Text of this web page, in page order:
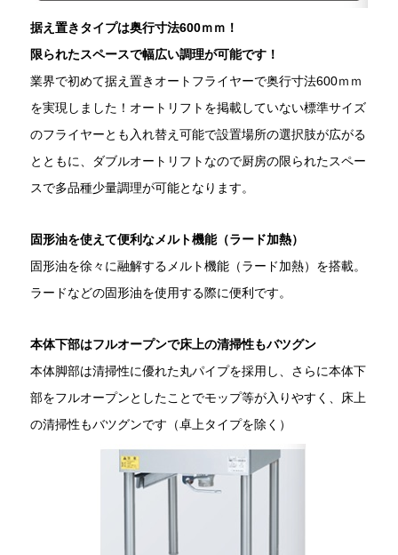
据え置きタイプは奥行寸法600ｍｍ！
限られたスペースで幅広い調理が可能です！
業界で初めて据え置きオートフライヤーで奥行寸法600ｍｍ
を実現しました！オートリフトを掲載していない標準サイズ
のフライヤーとも入れ替え可能で設置場所の選択肢が広がる
とともに、ダブルオートリフトなので厨房の限られたスペー
スで多品種少量調理が可能となります。
固形油を使えて便利なメルト機能（ラード加熱）
固形油を徐々に融解するメルト機能（ラード加熱）を搭載。
ラードなどの固形油を使用する際に便利です。
本体下部はフルオープンで床上の清掃性もバツグン
本体脚部は清掃性に優れた丸パイプを採用し、さらに本体下
部をフルオープンとしたことでモップ等が入りやすく、床上
の清掃性もバツグンです（卓上タイプを除く）